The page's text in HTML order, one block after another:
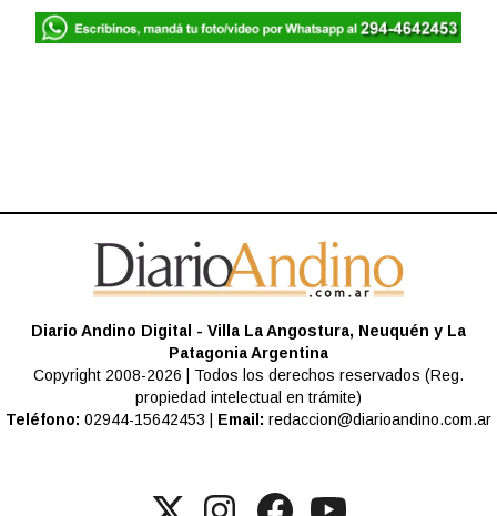
Diario Andino Digital - Villa La Angostura, Neuquén y La
Patagonia Argentina
Copyright 2008-2026 | Todos los derechos reservados (Reg.
propiedad intelectual en trámite)
Teléfono: 02944-15642453 | Email: redaccion@diarioandino.com.ar